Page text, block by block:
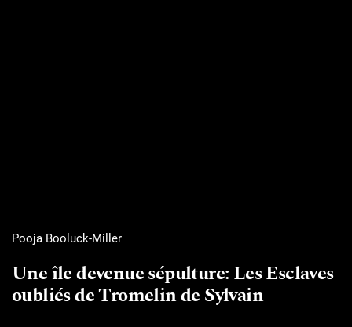
Pooja Booluck-Miller
Une île devenue sépulture: Les Esclaves
oubliés de Tromelin de Sylvain